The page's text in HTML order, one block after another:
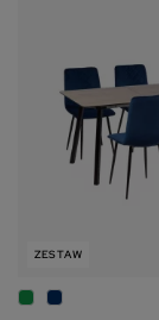
ZESTAW